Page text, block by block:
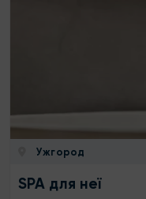
Ужгород
SPA для неї